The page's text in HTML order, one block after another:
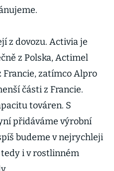
z dovozu. Activia je
z Polska, Actimel
Francie, zatímco Alpro
části z Francie.
továren. S
přidáváme výrobní
budeme v nejrychleji
i v rostlinném